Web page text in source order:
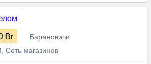
Br
Барановичи
магазинов